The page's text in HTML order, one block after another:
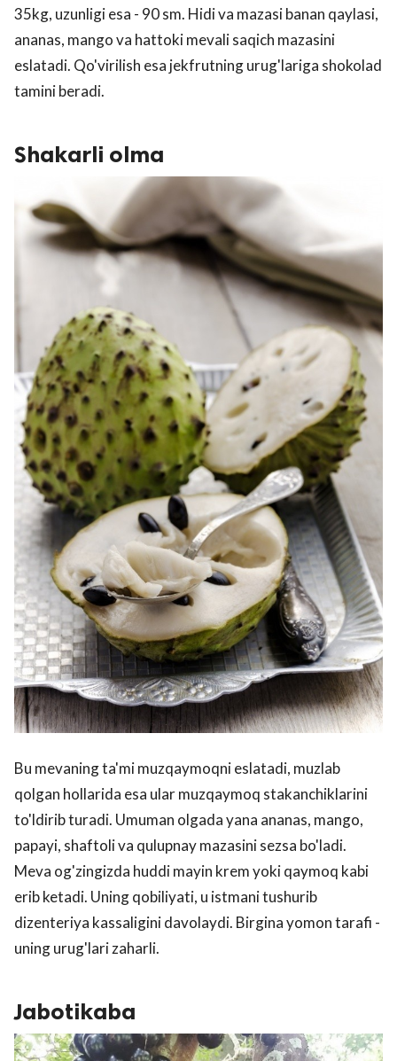
35kg, uzunligi esa - 90 sm. Hidi va mazasi banan qaylasi,
ananas, mango va hattoki mevali saqich mazasini
eslatadi. Qo'virilish esa jekfrutning urug'lariga shokolad
tamini beradi.
Shakarli olma
Bu mevaning ta'mi muzqaymoqni eslatadi, muzlab
qolgan hollarida esa ular muzqaymoq stakanchiklarini
to'ldirib turadi. Umuman olgada yana ananas, mango,
papayi, shaftoli va qulupnay mazasini sezsa bo'ladi.
Meva og'zingizda huddi mayin krem yoki qaymoq kabi
erib ketadi. Uning qobiliyati, u istmani tushurib
dizenteriya kassaligini davolaydi. Birgina yomon tarafi -
uning urug'lari zaharli.
Jabotikaba